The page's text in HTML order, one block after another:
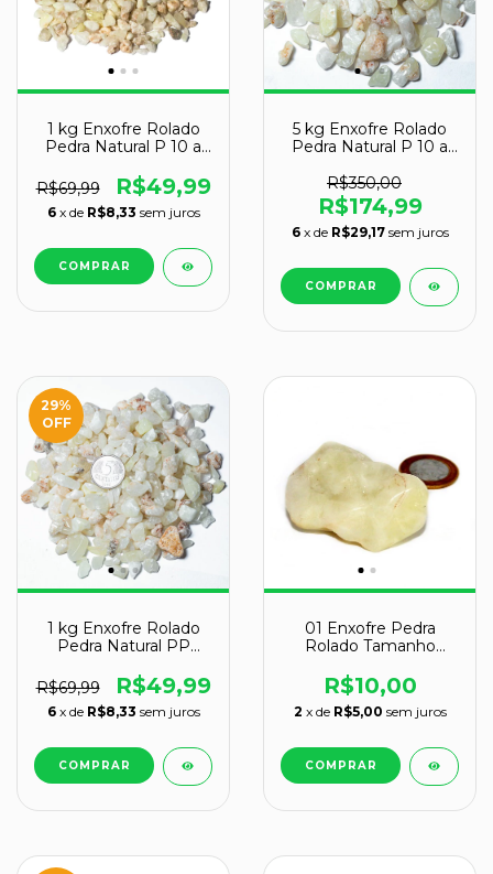
1 kg Enxofre Rolado
Pedra Natural P 10 a
R$69,99
R$49,99
6 x de R$8,33 sem juros
5 kg Enxofre Rolado
Pedra Natural P 10 a
R$350,00
R$174,99
6 x de R$29,17 sem juros
29%
OFF
1 kg Enxofre Rolado
Pedra Natural PP
R$69,99
R$49,99
6 x de R$8,33 sem juros
01 Enxofre Pedra
Rolado Tamanho
de Papel
R$10,00
2 x de R$5,00 sem juros